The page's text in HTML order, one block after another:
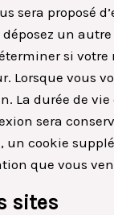
sera proposé
un
si
vous
La durée de
sera
cookie
que vous
sites